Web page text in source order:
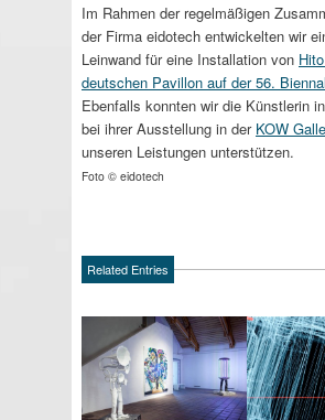
Im Rahmen der regelmäßigen
der Firma eidotech entwickelten wir
Leinwand für eine Installation von
deutschen Pavillon auf der 56.
Ebenfalls konnten wir die Künstlerin
bei ihrer Ausstellung in der KOW
unseren Leistungen unterstützen.
Foto © eidotech
Related Entries